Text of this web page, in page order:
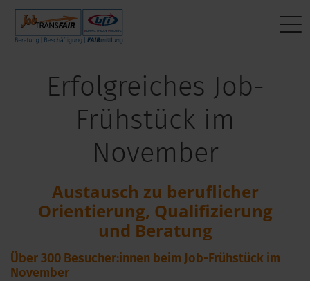
Erfolgreiches Job-
Frühstück im
November
Austausch zu beruflicher
Orientierung, Qualifizierung
und Beratung
Über 300 Besucher:innen beim Job-Frühstück im
November
Aktuelle Jobs
Fragen & Antworten
Das sagen andere
Mein Weg zum Job
Beratung
Beschäftigung
JT-Portal